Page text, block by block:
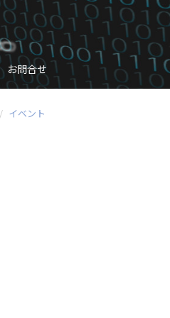
お問合せ
イベント